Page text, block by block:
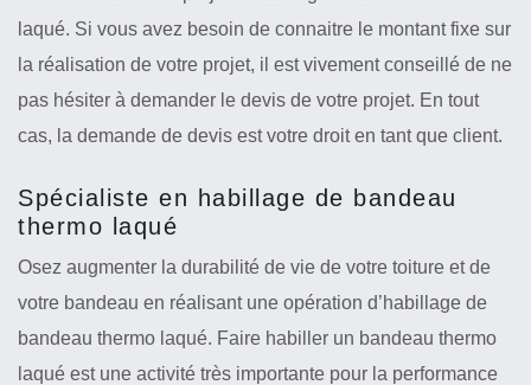
laqué. Si vous avez besoin de connaitre le montant fixe sur
la réalisation de votre projet, il est vivement conseillé de ne
pas hésiter à demander le devis de votre projet. En tout
cas, la demande de devis est votre droit en tant que client.
Spécialiste en habillage de bandeau
thermo laqué
Osez augmenter la durabilité de vie de votre toiture et de
votre bandeau en réalisant une opération d’habillage de
bandeau thermo laqué. Faire habiller un bandeau thermo
laqué est une activité très importante pour la performance